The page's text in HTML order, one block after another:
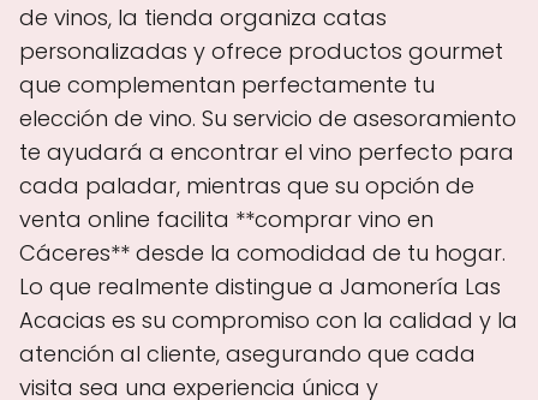
de vinos, la tienda organiza catas
personalizadas y ofrece productos gourmet
que complementan perfectamente tu
elección de vino. Su servicio de asesoramiento
te ayudará a encontrar el vino perfecto para
cada paladar, mientras que su opción de
venta online facilita **comprar vino en
Cáceres** desde la comodidad de tu hogar.
Lo que realmente distingue a Jamonería Las
Acacias es su compromiso con la calidad y la
atención al cliente, asegurando que cada
visita sea una experiencia única y